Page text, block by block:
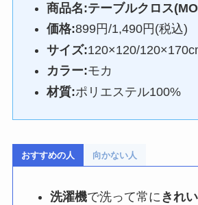
商品名:テーブルクロス
価格:899円/1,490円(税込)
サイズ:120×120/
カラー:モカ
材質:ポリエステル100%
おすすめの人 向かない人
洗濯機で洗って常にきれい